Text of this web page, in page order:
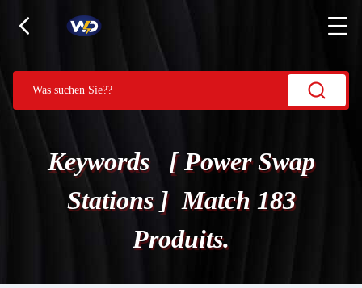
Keywords [ Power Swap
Stations ] Match 183
Produits.